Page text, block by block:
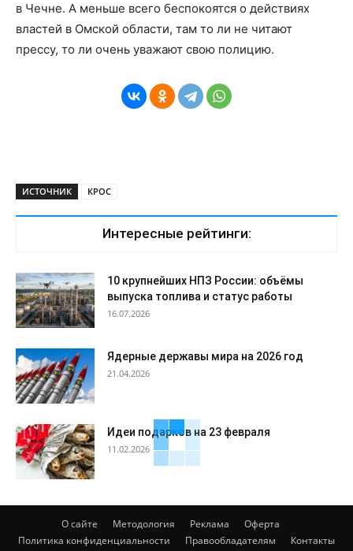
в Чечне. А меньше всего беспокоятся о действиях
властей в Омской области, там то ли не читают
прессу, то ли очень уважают свою полицию.
ИСТОЧНИК КРОС
Интересные рейтинги:
10 крупнейших НПЗ России: объёмы
выпуска топлива и статус работы
16.07.2026
Ядерные державы мира на 2026 год
21.04.2026
Идеи подарков на 23 февраля
11.02.2026
О сайте Методология Реклама
Оферта
Политика конфиденциальности
Правообладателям Контакты